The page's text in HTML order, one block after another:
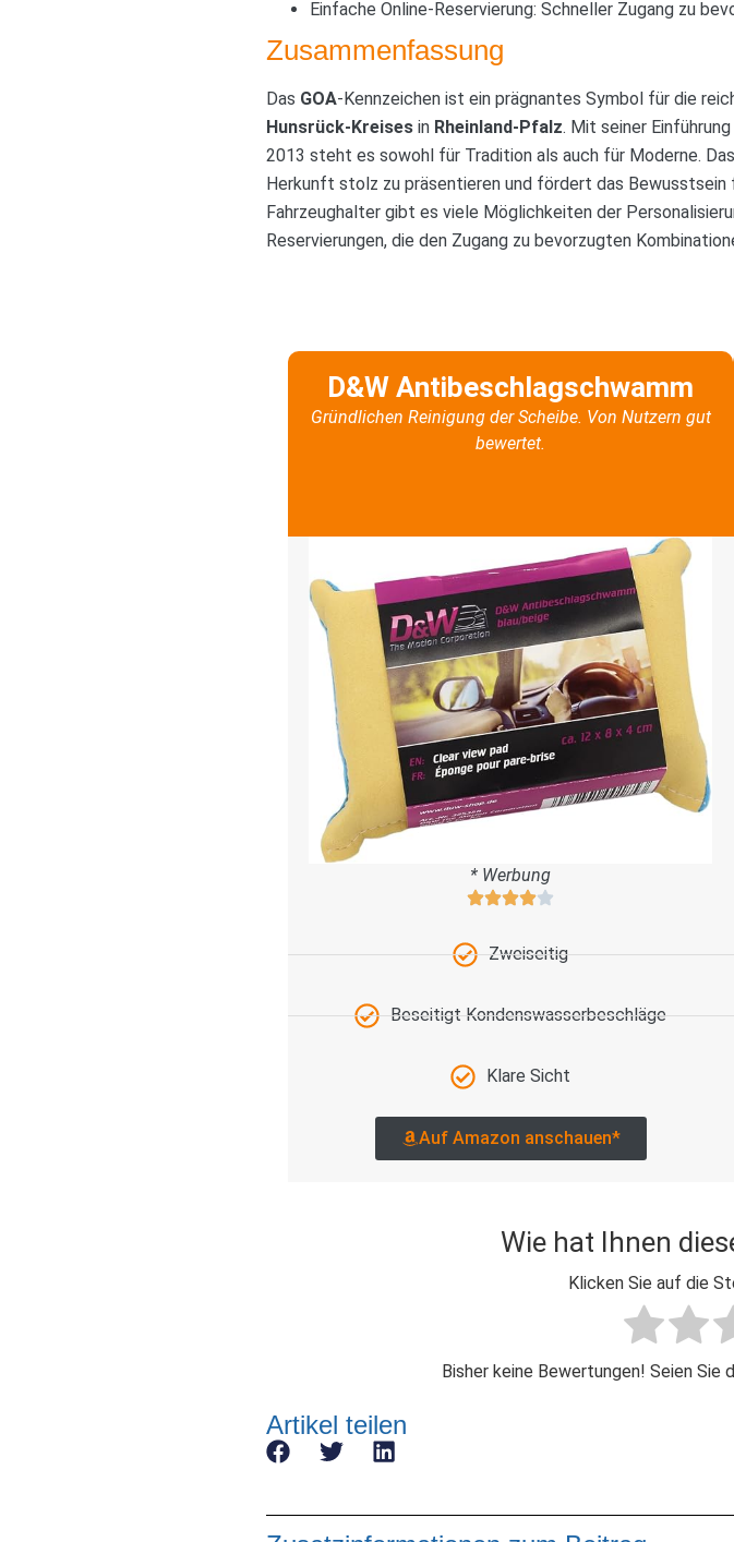
Einfache Online-Reservierung: Schneller Zugang zu
Zusammenfassung
Das GOA-Kennzeichen ist ein prägnantes Symbol für die
Hunsrück-Kreises in Rheinland-Pfalz. Mit seiner
2013 steht es sowohl für Tradition als auch für Moderne.
Herkunft stolz zu präsentieren und fördert das Bewusstsein
Fahrzeughalter gibt es viele Möglichkeiten der
Reservierungen, die den Zugang zu bevorzugten
D&W Antibeschlagschwamm
Gründlichen Reinigung der Scheibe. Von Nutzern gut
bewertet.
* Werbung
Zweiseitig
Beseitigt Kondenswasserbeschläge
Klare Sicht
Auf Amazon anschauen*
Wie hat Ihnen
Klicken Sie auf die
Bisher keine Bewertungen! Seien
Artikel teilen